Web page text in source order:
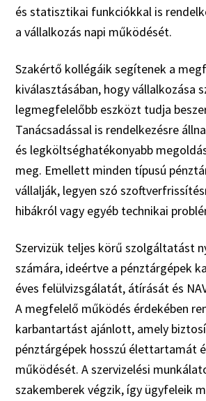
és statisztikai funkciókkal is
a vállalkozás napi működését.
Szakértő kollégáik segítenek a
kiválasztásában, hogy vállalkozása
legmegfelelőbb eszközt tudja
Tanácsadással is rendelkezésre
és legköltséghatékonyabb
meg. Emellett minden típusú
vállalják, legyen szó
hibákról vagy egyéb technikai
Szervizük teljes körű szolgáltatást
számára, ideértve a pénztárgépek
éves felülvizsgálatát, átírását és
A megfelelő működés érdekében
karbantartást ajánlott, amely
pénztárgépek hosszú élettartamát
működését. A szervizelési
szakemberek végzik, így ügyfeleik